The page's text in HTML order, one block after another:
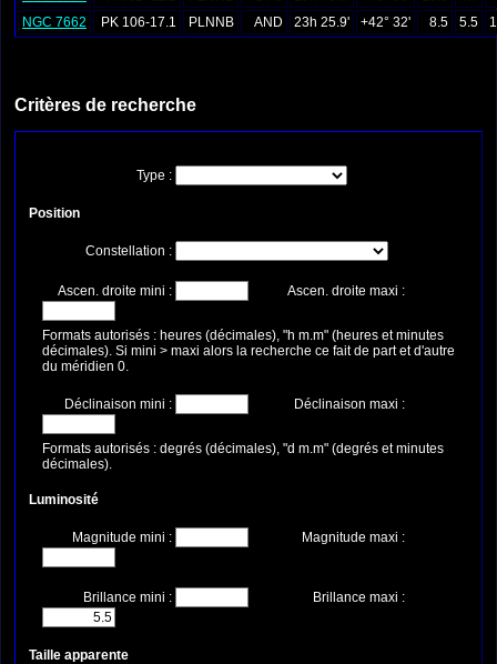
NGC 7662
PK 106-17.1 PLNNB AND 23h 25.9' +42° 32' 8.5 5.5
Critères de recherche
Type :
Position
Constellation :
Ascen. droite mini : Ascen. droite maxi :
Formats autorisés : heures (décimales), "h m.m" (heures et minutes
décimales). Si mini > maxi alors la recherche ce fait de part et d'autre
du méridien 0.
Déclinaison mini : Déclinaison maxi :
Formats autorisés : degrés (décimales), "d m.m" (degrés et minutes
décimales).
Luminosité
Magnitude mini : Magnitude maxi :
Brillance mini : Brillance maxi :
Taille apparente